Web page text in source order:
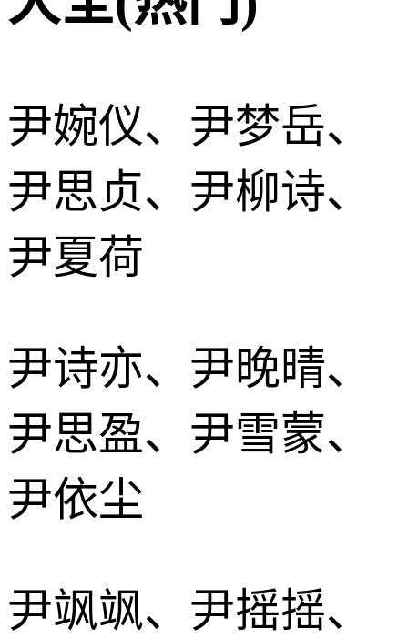
尹婉仪、尹梦岳、
尹思贞、尹柳诗、
尹夏荷
尹诗亦、尹晚晴、
尹思盈、尹雪蒙、
尹依尘
尹飒飒、尹摇摇、